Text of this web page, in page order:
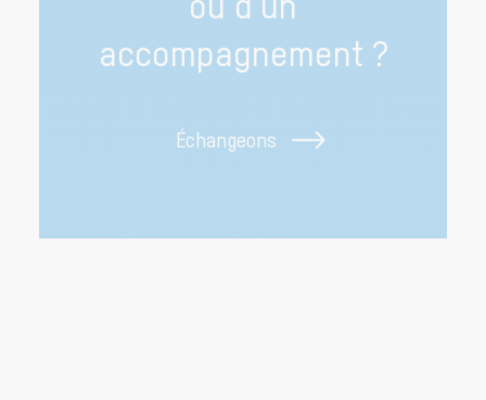
ou d’un
accompagnement ?
Échangeons